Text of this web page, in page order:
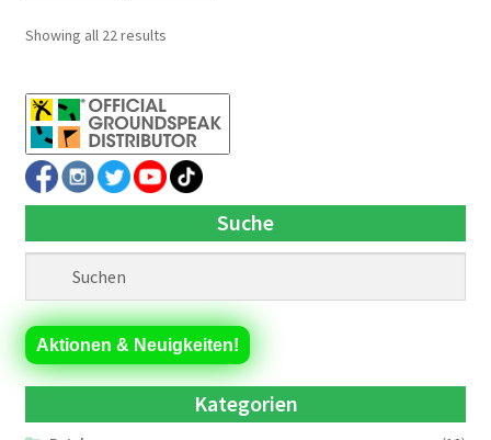
Showing all 22 results
Suche
Aktionen & Neuigkeiten!
Kategorien